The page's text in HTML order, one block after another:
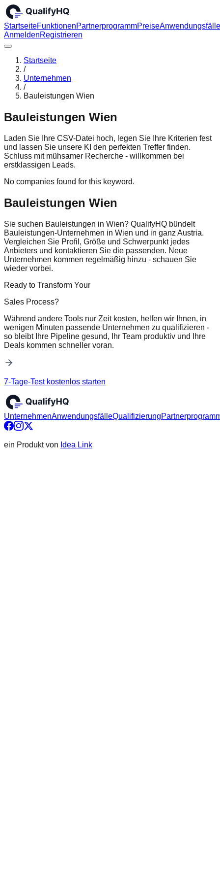
StartseiteFunktionenPartnerprogrammPreiseAnwendungsfälle
AnmeldenRegistrieren
Startseite
/
Unternehmen
/
Bauleistungen Wien
Bauleistungen Wien
Laden Sie Ihre CSV-Datei hoch, legen Sie Ihre Kriterien fest
und lassen Sie unsere KI den perfekten Treffer finden.
Schluss mit mühsamer Recherche - willkommen bei
erstklassigen Leads.
No companies found for this keyword.
Bauleistungen Wien
Sie suchen Bauleistungen in Wien? QualifyHQ bündelt
Bauleistungen-Unternehmen in Wien und in ganz Austria.
Vergleichen Sie Profil, Größe und Schwerpunkt jedes
Anbieters und kontaktieren Sie die passenden. Neue
Unternehmen kommen regelmäßig hinzu - schauen Sie
wieder vorbei.
Ready to Transform Your
Sales Process?
Während andere Tools nur Zeit kosten, helfen wir Ihnen, in
wenigen Minuten passende Unternehmen zu qualifizieren -
so bleibt Ihre Pipeline gesund, Ihr Team produktiv und Ihre
Deals kommen schneller voran.
7-Tage-Test kostenlos starten
UnternehmenAnwendungsfälleQualifizierung
ein Produkt von Idea Link